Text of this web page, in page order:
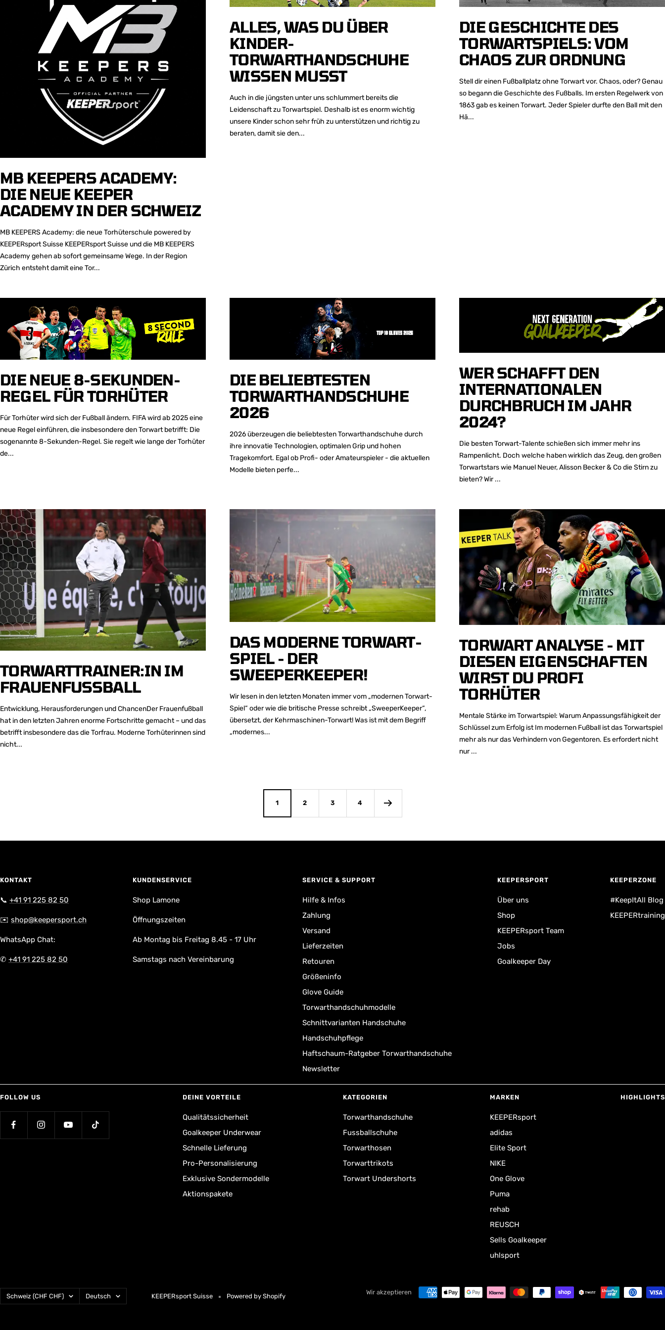
MB KEEPERS ACADEMY:
DIE NEUE KEEPER
ACADEMY IN DER SCHWEIZ
MB KEEPERS Academy: die neue Torhüterschule powered by
KEEPERsport Suisse KEEPERsport Suisse und die MB KEEPERS
Academy gehen ab sofort gemeinsame Wege. In der Region
Zürich entsteht damit eine Tor...
ALLES, WAS DU ÜBER
KINDER-
TORWARTHANDSCHUHE
WISSEN MUSST
Auch in die jüngsten unter uns schlummert bereits die
Leidenschaft zu Torwartspiel. Deshalb ist es enorm wichtig
unsere Kinder schon sehr früh zu unterstützen und richtig zu
beraten, damit sie den...
DIE GESCHICHTE DES
TORWARTSPIELS: VOM
CHAOS ZUR ORDNUNG
Stell dir einen Fußballplatz ohne Torwart vor. Chaos, oder? Genau
so begann die Geschichte des Fußballs. Im ersten Regelwerk von
1863 gab es keinen Torwart. Jeder Spieler durfte den Ball mit den
Hä...
DIE NEUE 8-SEKUNDEN-
REGEL FÜR TORHÜTER
Für Torhüter wird sich der Fußball ändern. FIFA wird ab 2025 eine
neue Regel einführen, die insbesondere den Torwart betrifft: Die
sogenannte 8-Sekunden-Regel. Sie regelt wie lange der Torhüter
de...
DIE BELIEBTESTEN
TORWARTHANDSCHUHE
2026
2026 überzeugen die beliebtesten Torwarthandschuhe durch
ihre innovatie Technologien, optimalen Grip und hohen
Tragekomfort. Egal ob Profi- oder Amateurspieler - die aktuellen
Modelle bieten perfe...
WER SCHAFFT DEN
INTERNATIONALEN
DURCHBRUCH IM JAHR
2024?
Die besten Torwart-Talente schießen sich immer mehr ins
Rampenlicht. Doch welche haben wirklich das Zeug, den großen
Torwartstars wie Manuel Neuer, Alisson Becker & Co die Stirn zu
bieten? Wir ...
TORWARTTRAINER:IN IM
FRAUENFUSSBALL
Entwicklung, Herausforderungen und ChancenDer Frauenfußball
hat in den letzten Jahren enorme Fortschritte gemacht – und das
betrifft insbesondere das die Torfrau. Moderne Torhüterinnen sind
nicht...
DAS MODERNE TORWART-
SPIEL - DER
SWEEPERKEEPER!
Wir lesen in den letzten Monaten immer vom „modernen Torwart-
Spiel“ oder wie die britische Presse schreibt „SweeperKeeper“,
übersetzt, der Kehrmaschinen-Torwart! Was ist mit dem Begriff
„modernes...
TORWART ANALYSE - MIT
DIESEN EIGENSCHAFTEN
WIRST DU PROFI
TORHÜTER
Mentale Stärke im Torwartspiel: Warum Anpassungsfähigkeit der
Schlüssel zum Erfolg ist Im modernen Fußball ist das Torwartspiel
mehr als nur das Verhindern von Gegentoren. Es erfordert nicht
nur ...
1 2 3 4
KONTAKT
📞 +41 91 225 82 50
✉️ shop@keepersport.ch
WhatsApp Chat:
✆ +41 91 225 82 50
KUNDENSERVICE
Shop Lamone
Öffnungszeiten
Ab Montag bis Freitag 8.45 - 17 Uhr
Samstags nach Vereinbarung
SERVICE & SUPPORT
Hilfe & Infos
Zahlung
Versand
Lieferzeiten
Retouren
Größeninfo
Glove Guide
Torwarthandschuhmodelle
Schnittvarianten Handschuhe
Handschuhpflege
Haftschaum-Ratgeber Torwarthandschuhe
Newsletter
KEEPERSPORT
Über uns
Shop
KEEPERsport Team
Jobs
Goalkeeper Day
KEEPERZONE
#KeepItAll Blog
KEEPERtraining
FOLLOW US DEINE VORTEILE
Qualitätssicherheit
Goalkeeper Underwear
Schnelle Lieferung
Pro-Personalisierung
Exklusive Sondermodelle
Aktionspakete
KATEGORIEN
Torwarthandschuhe
Fussballschuhe
Torwarthosen
Torwarttrikots
Torwart Undershorts
MARKEN
KEEPERsport
adidas
Elite Sport
NIKE
One Glove
Puma
rehab
REUSCH
Sells Goalkeeper
uhlsport
HIGHLIGHTS
Land/Region
Schweiz (CHF CHF) Sprache
Deutsch KEEPERsport Suisse Powered by Shopify
Wir akzeptieren